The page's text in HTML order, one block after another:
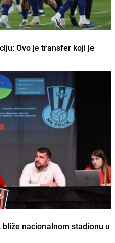
Ovo je transfer koji je
bliže nacionalnom stadionu u